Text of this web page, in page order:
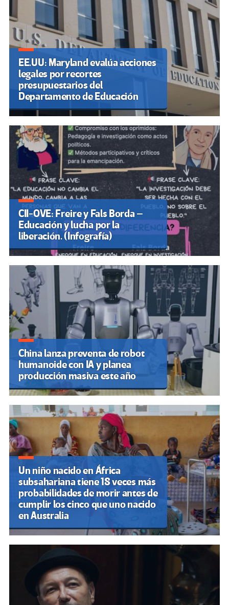
EE.UU: Maryland evalúa acciones
legales por recortes
presupuestarios del
Departamento de Educación
CII-OVE: Freire y Fals Borda –
Educación y lucha por la
liberación. (Infografía)
China lanza preventa de robot
humanoide con IA y planea
producción masiva este año
Un niño nacido en África
subsahariana tiene 18 veces más
probabilidades de morir antes de
cumplir los cinco que uno nacido
en Australia